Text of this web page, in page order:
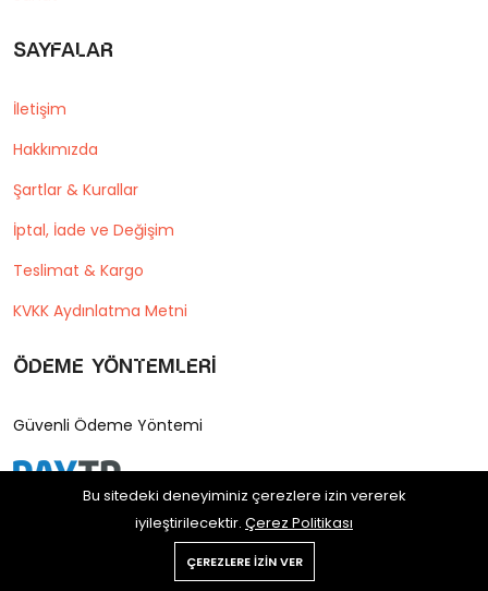
Sayfalar
İletişim
Hakkımızda
Şartlar & Kurallar
İptal, İade ve Değişim
Teslimat & Kargo
KVKK Aydınlatma Metni
Ödeme Yöntemleri
Güvenli Ödeme Yöntemi
Copyright © 2025 Postane Shop
Bu sitedeki deneyiminiz çerezlere izin vererek
iyileştirilecektir. Çerez Politikası
ÇEREZLERE IZIN VER